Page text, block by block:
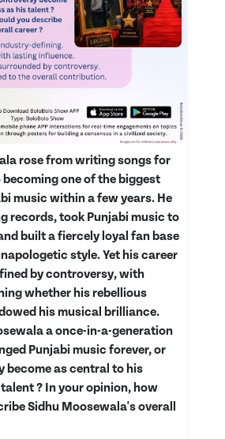
rose from writing songs for
one of the biggest
music within a few years. He
records, took Punjabi music to
built a fiercely loyal fan base
style. Yet his career
by controversy, with
whether his rebellious
his musical brilliance.
a once-in-a-generation
Punjabi music forever, or
become as central to his
? In your opinion, how
Sidhu Moosewala's overall